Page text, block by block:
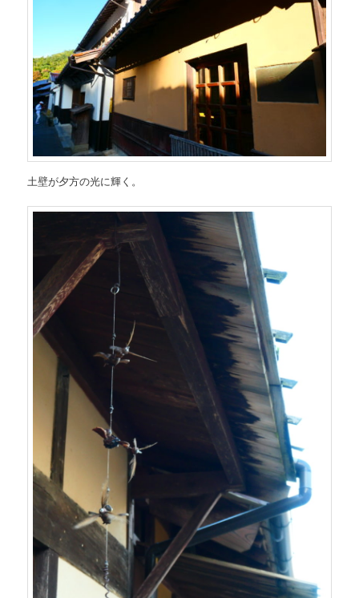
土壁が夕方の光に輝く。